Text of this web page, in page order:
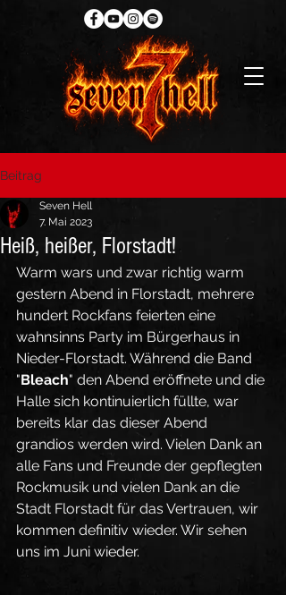
Beitrag
Heiß, heißer, Florstadt!
Seven Hell
7. Mai 2023
Warm wars und zwar richtig warm
gestern Abend in Florstadt, mehrere
hundert Rockfans feierten eine
wahnsinns Party im Bürgerhaus in
Nieder-Florstadt. Während die Band
"Bleach" den Abend eröffnete und die
Halle sich kontinuierlich füllte, war
bereits klar das dieser Abend
grandios werden wird. Vielen Dank an
alle Fans und Freunde der gepflegten
Rockmusik und vielen Dank an die
Stadt Florstadt für das Vertrauen, wir
kommen definitiv wieder. Wir sehen
uns im Juni wieder.